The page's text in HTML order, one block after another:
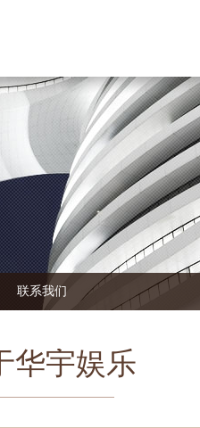
联系我们
华宇娱乐